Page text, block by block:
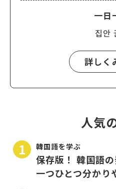
一日
집안
詳しく
人気
韓国語を学ぶ
保存版！ 韓国語
一つひとつ分かり